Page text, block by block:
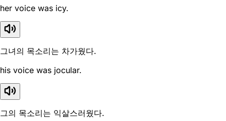
her voice was icy.
그녀의 목소리는 차가웠다.
his voice was jocular.
그의 목소리는 익살스러웠다.